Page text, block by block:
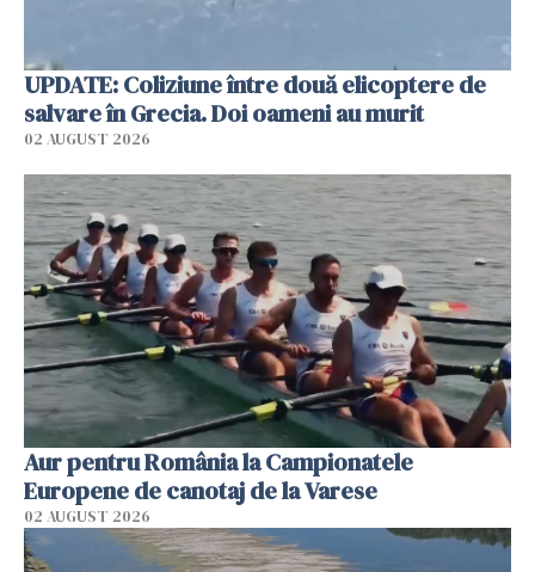
UPDATE: Coliziune între două elicoptere de
salvare în Grecia. Doi oameni au murit
02 AUGUST 2026
Aur pentru România la Campionatele
Europene de canotaj de la Varese
02 AUGUST 2026